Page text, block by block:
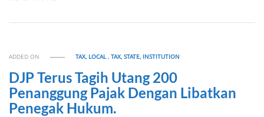
ADDED ON TAX, LOCAL,TAX, STATE, INSTITUTION
DJP Terus Tagih Utang 200
Penanggung Pajak Dengan Libatkan
Penegak Hukum.